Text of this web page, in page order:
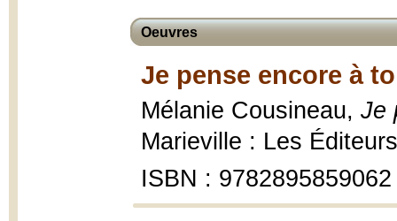
Oeuvres
Je pense encore à
Mélanie Cousineau, Je
Marieville : Les
ISBN : 9782895859062